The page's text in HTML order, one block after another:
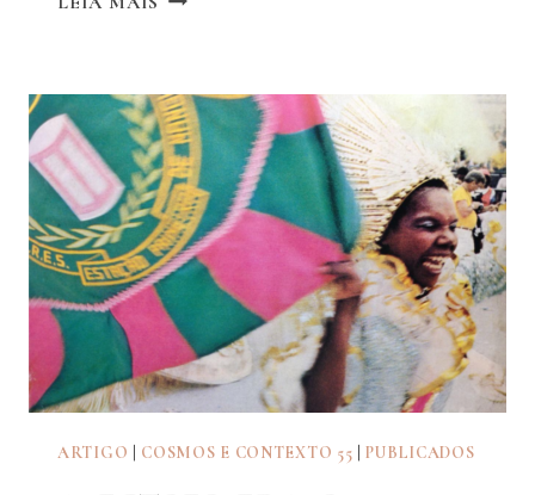
SURFE
ARTIGO COSMOS E CONTEXTO 55 |PUBLICADOS